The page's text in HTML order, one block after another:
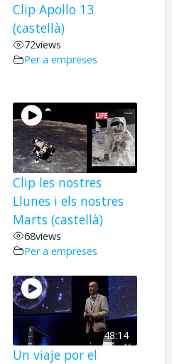
Clip Apollo 13
(castellà)
72views
Per a empreses
Clip les nostres
Llunes i els nostres
Marts (castellà)
68views
Per a empreses
48:14
Un viaje por el